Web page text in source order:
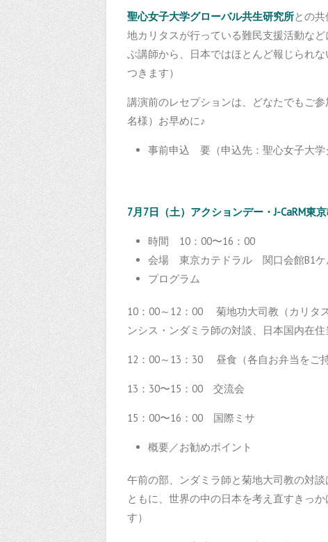
聖心女子大学グローバル共生研究所との
地カリタスが行っている難民支援活動な
ぶ講師から、日本ではほとんど報じられ
つきます）
講演前のレセプションは、どなたでもご
名様）お早めに♪
事前申込 要（申込先：聖心女子大学
7月7日（土）アクションデー・J-CaRM東
時間 10：00〜16：00
会場 東京カテドラル 関口会館B1ケ
プログラム
10：00～12：00 菊地功大司教（カリタ
ンシス・ンダミラ師の対談、日本国内在住
12：00～13：30 昼食（各自お弁当をご持
13：30〜15：00 交流会
15：00〜16：00 国際ミサ
概要／お勧めポイント
午前の部、ンダミラ師と菊地大司教の対
ともに、世界の中の日本を考え直すきっ
す）